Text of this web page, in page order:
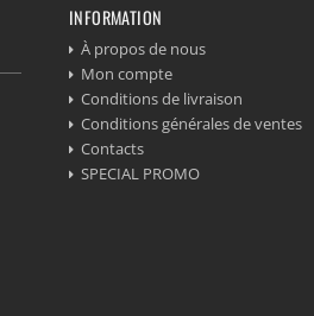
INFORMATION
À propos de nous
Mon compte
Conditions de livraison
Conditions générales de ventes
Contacts
SPECIAL PROMO